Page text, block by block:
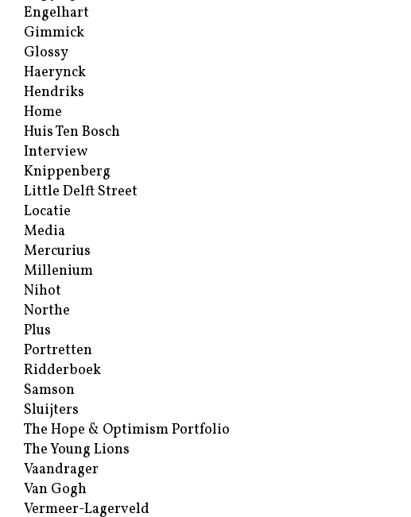
Engelhart
Gimmick
Glossy
Haerynck
Hendriks
Home
Huis Ten Bosch
Interview
Knippenberg
Little Delft Street
Locatie
Media
Mercurius
Millenium
Nihot
Northe
Plus
Portretten
Ridderboek
Samson
Sluijters
The Hope & Optimism Portfolio
The Young Lions
Vaandrager
Van Gogh
Vermeer-Lagerveld